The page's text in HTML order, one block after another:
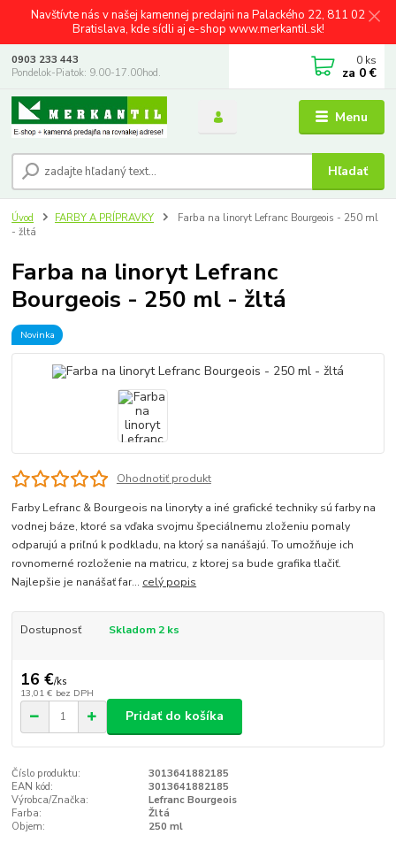
Navštívte nás v našej kamennej predajni na Palackého 22, 811 02
Bratislava, kde sídli aj e-shop www.merkantil.sk!
Menu
Hľadať
0903 233 443
Pondelok-Piatok: 9.00-17.00hod.
0 ks
za 0 €
Úvod FARBY A PRÍPRAVKY
Farba na linoryt Lefranc Bourgeois - 250 ml
- žltá
Farba na linoryt Lefranc
Bourgeois - 250 ml - žltá
Novinka
Ohodnotiť produkt
Farby Lefranc & Bourgeois na linoryty a iné grafické techniky sú farby na
vodnej báze, ktoré sa vďaka svojmu špeciálnemu zloženiu pomaly
odparujú a priľnú k podkladu, na ktorý sa nanášajú. To umožňuje ich
rovnomerné rozloženie na matricu, z ktorej sa bude grafika tlačiť.
Najlepšie je nanášať far... celý popis
Dostupnosť Skladom 2 ks
16 €/ks
13,01 € bez DPH
Pridať do košíka
Číslo produktu:
3013641882185
EAN kód:
3013641882185
Výrobca/Značka:
Lefranc Bourgeois
Farba:
Žltá
Objem:
250 ml